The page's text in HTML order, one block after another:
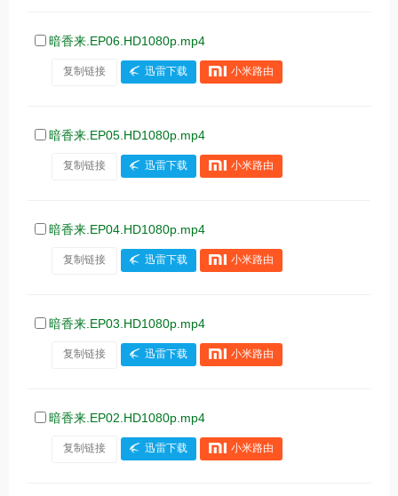
暗香来.EP06.HD1080p.mp4
复制链接 迅雷下载 小米路由
暗香来.EP05.HD1080p.mp4
复制链接 迅雷下载 小米路由
暗香来.EP04.HD1080p.mp4
复制链接 迅雷下载 小米路由
暗香来.EP03.HD1080p.mp4
复制链接 迅雷下载 小米路由
暗香来.EP02.HD1080p.mp4
复制链接 迅雷下载 小米路由